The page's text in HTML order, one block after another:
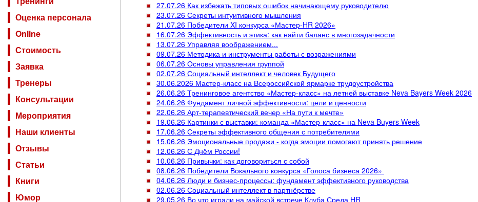
Оценка персонала
Online
Стоимость
Заявка
Тренеры
Консультации
Мероприятия
Наши клиенты
Отзывы
Статьи
Книги
Юмор
27.07.26 Как избежать типовых ошибок начинающему руководителю
23.07.26 Секреты интуитивного мышления
21.07.26 Победители XI конкурса «Мастер-HR 2026»
16.07.26 Эффективность и этика: как найти баланс в многозадачности
13.07.26 Управляя воображением...
09.07.26 Методика и инструменты работы с возражениями
06.07.26 Основы управления группой
02.07.26 Социальный интеллект и человек Будущего
30.06.2026 Мастер-класс на Всероссийской ярмарке трудоустройства
26.06.26 Тренинговое агентство «Мастер-класс» на летней выставке Neva Bayers Week 2026
24.06.26 Фундамент личной эффективности: цели и ценности
22.06.26 Арт-терапевтический вечер «На пути к мечте»
19.06.26 Картинки с выставки: команда «Мастер-класс» на Neva Buyers Week
17.06.26 Секреты эффективного общения с потребителями
15.06.26 Эмоциональные продажи - когда эмоции помогают принять решение
12.06.26 С Днём России!
10.06.26 Привычки: как договориться с собой
08.06.26 Победители Вокального конкурса «Голоса бизнеса 2026» ️
04.06.26 Люди и бизнес-процессы: фундамент эффективного руководства
02.06.26 Социальный интеллект в партнёрстве
29.05.26 Во что играли на майской встрече Клуба Среда HR